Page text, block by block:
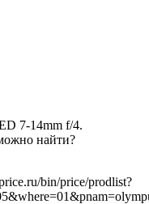
7-14mm f/4.
найти?
bin/price/prodlist?